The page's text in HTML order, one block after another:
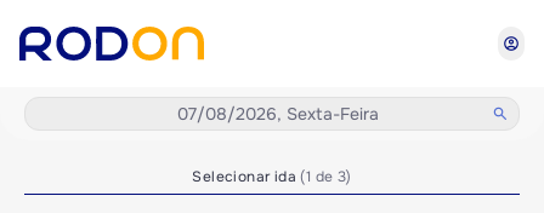
account_circle
07/08/2026, Sexta-Feira search
Selecionar ida(1 de 3)